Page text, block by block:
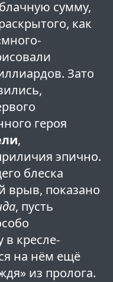
сумму,
как
Зато
героя
,
эпично.
блеска
врыв, показано
, пусть
кресле-
на нём ещё
из пролога.